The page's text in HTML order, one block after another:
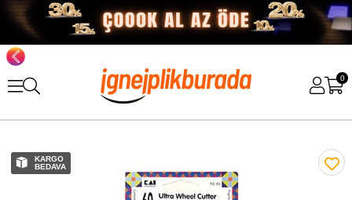
0
KARGO
BEDAVA